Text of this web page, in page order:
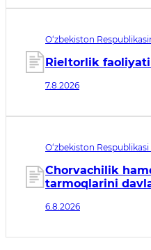
O‘zbekiston
Rieltorlik faoliyati
7.8.2026
O‘zbekiston
sanasi 07.08.2026
Chorvachilik
tarmoqlarini
tadbirlari
6.8.2026